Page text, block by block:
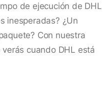
de ejecución de DHL
inesperadas? ¿Un
Con nuestra
cuando DHL está